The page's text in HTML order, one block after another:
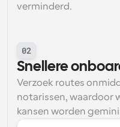
verminderd.
02
Snellere
Verzoek routes
notarissen, waardoor
kansen worden